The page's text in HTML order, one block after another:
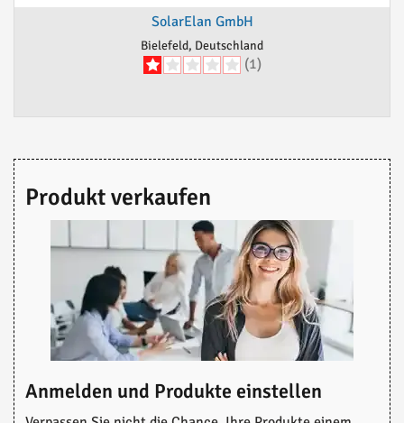
SolarElan GmbH
Bielefeld, Deutschland
(1)
Produkt verkaufen
Anmelden und Produkte einstellen